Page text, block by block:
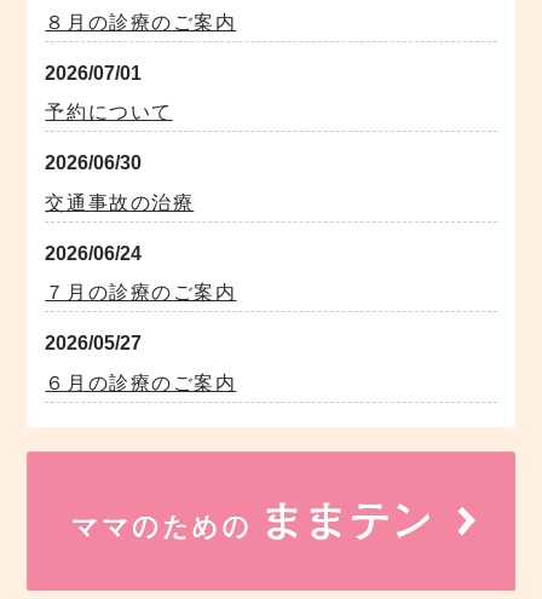
８月の診療のご案内
2026/07/01
予約について
2026/06/30
交通事故の治療
2026/06/24
７月の診療のご案内
2026/05/27
６月の診療のご案内